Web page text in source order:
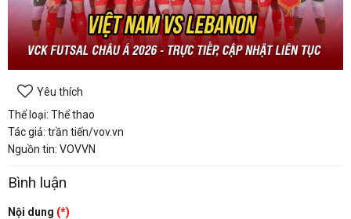
Yêu thích
Thể loại: Thể thao
Tác giả: trần tiến/vov.vn
Nguồn tin: VOVVN
Bình luận
Nội dung (*)